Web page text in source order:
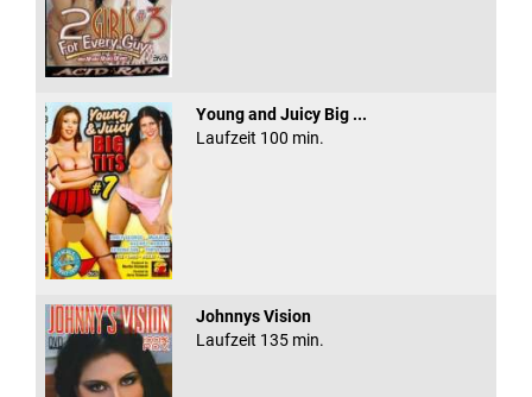
Young and Juicy Big ...
Laufzeit 100 min.
Johnnys Vision
Laufzeit 135 min.